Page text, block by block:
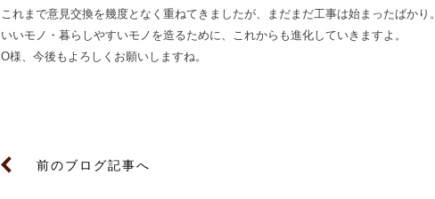
これまで意見交換を幾度となく重ねてきましたが、まだまだ工事は始まったばかり
いいモノ・暮らしやすいモノを造るために、これからも進化していきますよ。
O様、今後もよろしくお願いしますね。
前のブログ記事へ